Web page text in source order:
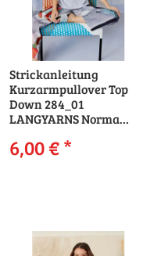
Strickanleitung
Kurzarmpullover Top
Down 284_01
LANGYARNS Norma
6,00 €*